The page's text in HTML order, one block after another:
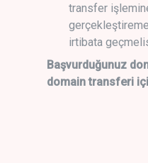
transfer
irtibata
Başvurduğunuz
domain transferi